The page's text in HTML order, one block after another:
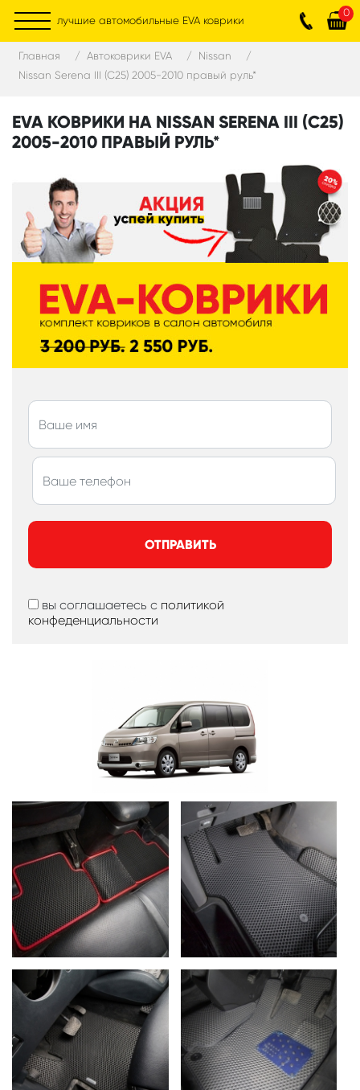
лучшие автомобильные EVA коврики
0
Главная Автоковрики EVA
Nissan
Nissan Serena III (C25) 2005-2010 правый руль*
EVA КОВРИКИ НА NISSAN SERENA III (C25)
2005-2010 ПРАВЫЙ РУЛЬ*
ОТПРАВИТЬ
вы соглашаетесь с политикой
конфеденциальности